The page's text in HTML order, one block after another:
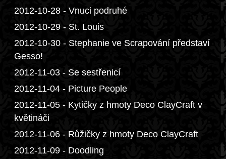
2012-10-28 - Vnuci podruhé
2012-10-29 - St. Louis
2012-10-30 - Stephanie ve Scrapování představí
Gesso!
2012-11-03 - Se sestřenicí
2012-11-04 - Picture People
2012-11-05 - Kytičky z hmoty Deco ClayCraft v
květináči
2012-11-06 - Růžičky z hmoty Deco ClayCraft
2012-11-09 - Doodling